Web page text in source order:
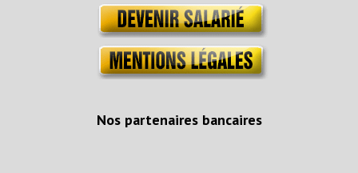
Nos partenaires bancaires